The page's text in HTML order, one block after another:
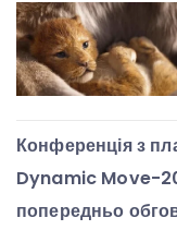
Конференція з
Dynamic Move-
попередньо